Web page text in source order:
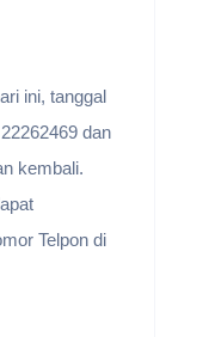
ini, tanggal
dan
kembali.
Telpon di